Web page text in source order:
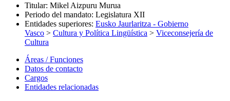
Titular: Mikel Aizpuru Murua
Periodo del mandato: Legislatura XII
Entidades superiores: Eusko Jaurlaritza - Gobierno
Vasco > Cultura y Política Lingüística > Viceconsejería de
Cultura
Áreas / Funciones
Datos de contacto
Cargos
Entidades relacionadas